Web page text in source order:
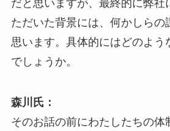
だと思いますが、最終的に弊社
ただいた背景には、何かしらの
思います。具体的にはどのよう
でしょうか。
森川氏：
そのお話の前にわたしたちの体